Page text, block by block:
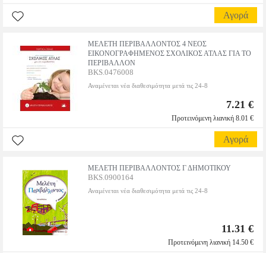
Αγορά
ΜΕΛΕΤΗ ΠΕΡΙΒΑΛΛΟΝΤΟΣ 4 ΝΕΟΣ
ΕΙΚΟΝΟΓΡΑΦΗΜΕΝΟΣ ΣΧΟΛΙΚΟΣ ΑΤΛΑΣ ΓΙΑ ΤΟ
ΠΕΡΙΒΑΛΛΟΝ
BKS.0476008
Αναμένεται νέα διαθεσιμότητα μετά τις 24-8
7.21 €
Προτεινόμενη λιανική 8.01 €
Αγορά
ΜΕΛΕΤΗ ΠΕΡΙΒΑΛΛΟΝΤΟΣ Γ ΔΗΜΟΤΙΚΟΥ
BKS.0900164
Αναμένεται νέα διαθεσιμότητα μετά τις 24-8
11.31 €
Προτεινόμενη λιανική 14.50 €